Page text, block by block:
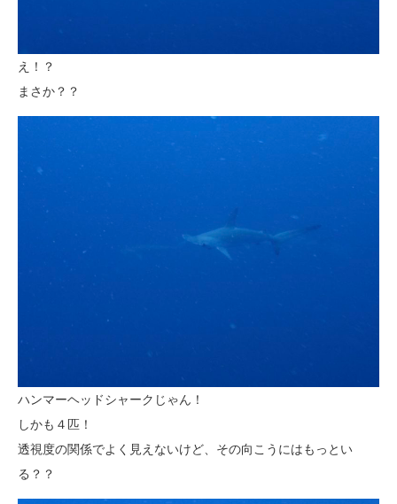
え！？
まさか？？
ハンマーヘッドシャークじゃん！
しかも４匹！
透視度の関係でよく見えないけど、その向こうにはもっとい
る？？